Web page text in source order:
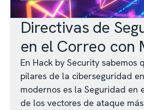
Directivas de
en el Correo con
En Hack by Security sabemos
pilares de la ciberseguridad
modernos es la Seguridad en
de los vectores de ataque